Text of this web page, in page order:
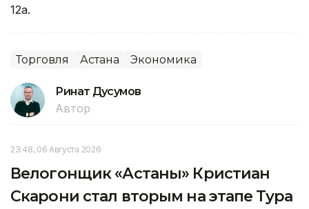
12а.
Торговля Астана Экономика
Ринат Дусумов
Автор
23:48, 06 Августа 2026
Велогонщик «Астаны» Кристиан
Скарони стал вторым на этапе Тура